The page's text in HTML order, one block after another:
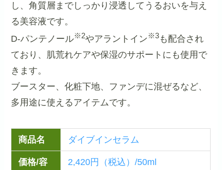
し、角質層までしっかり浸透してうるおいを与え
る美容液です。
D-パンテノール※2やアラントイン※3も配合され
ており、肌荒れケアや保湿のサポートにも使用で
きます。
ブースター、化粧下地、ファンデに混ぜるなど、
多用途に使えるアイテムです。
商品名 ダイブインセラム
価格/容
2,420円（税込）/50ml